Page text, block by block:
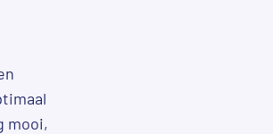
mooi,